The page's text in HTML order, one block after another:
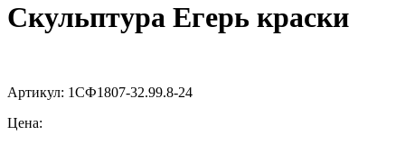
Скульптура Егерь краски
Артикул: 1СФ1807-32.99.8-24
Цена: